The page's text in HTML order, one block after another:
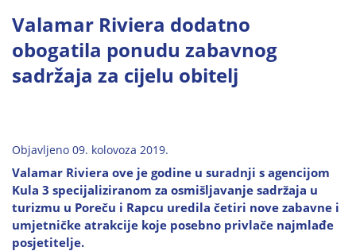
Valamar Riviera dodatno
obogatila ponudu zabavnog
sadržaja za cijelu obitelj
Objavljeno 09. kolovoza 2019.
Valamar Riviera ove je godine u suradnji s agencijom
Kula 3 specijaliziranom za osmišljavanje sadržaja u
turizmu u Poreču i Rapcu uredila četiri nove zabavne i
umjetničke atrakcije koje posebno privlače najmlađe
posjetitelje.